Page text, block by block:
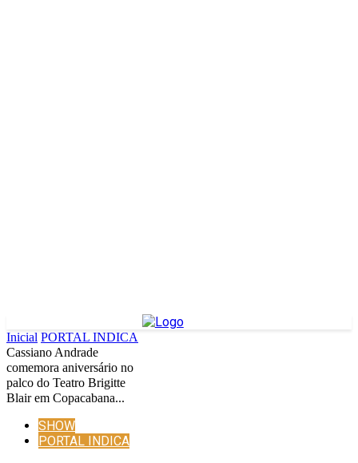
Inicial PORTAL INDICA
Cassiano Andrade
comemora aniversário no
palco do Teatro Brigitte
Blair em Copacabana...
SHOW
PORTAL INDICA